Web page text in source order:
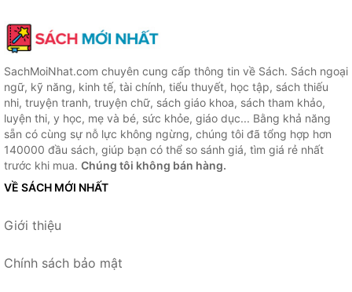
SachMoiNhat.com chuyên cung cấp thông tin về Sách. Sách ngoại
ngữ, kỹ năng, kinh tế, tài chính, tiểu thuyết, học tập, sách thiếu
nhi, truyện tranh, truyện chữ, sách giáo khoa, sách tham khảo,
luyện thi, y học, mẹ và bé, sức khỏe, giáo dục... Bằng khả năng
sẵn có cùng sự nỗ lực không ngừng, chúng tôi đã tổng hợp hơn
140000 đầu sách, giúp bạn có thể so sánh giá, tìm giá rẻ nhất
trước khi mua. Chúng tôi không bán hàng.
VỀ SÁCH MỚI NHẤT
Giới thiệu
Chính sách bảo mật